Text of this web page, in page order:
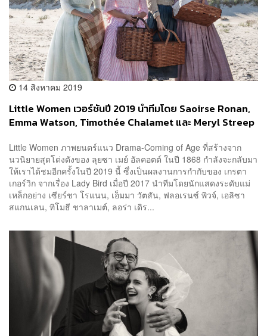
14 สิงหาคม 2019
Little Women เวอร์ชันปี 2019 นำทีมโดย Saoirse Ronan,
Emma Watson, Timothée Chalamet และ Meryl Streep
Little Women ภาพยนตร์แนว Drama-Coming of Age ที่สร้างจาก
นวนิยายสุดโด่งดังของ ลุยซา เมย์ อัลคอตต์ ในปี 1868 กำลังจะกลับมา
ให้เราได้ชมอีกครั้งในปี 2019 นี้ ซึ่งเป็นผลงานการกำกับของ เกรตา
เกอร์วิก จากเรื่อง Lady Bird เมื่อปี 2017 นำทีมโดยนักแสดงระดับแม่
เหล็กอย่าง เซียร์ชา โรแนน, เอ็มมา วัตสัน, ฟลอเรนซ์ พิวจ์, เอลิซา
สแกนเลน, ทิโมธี ชาลาเมต์, ลอร่า เดิร...